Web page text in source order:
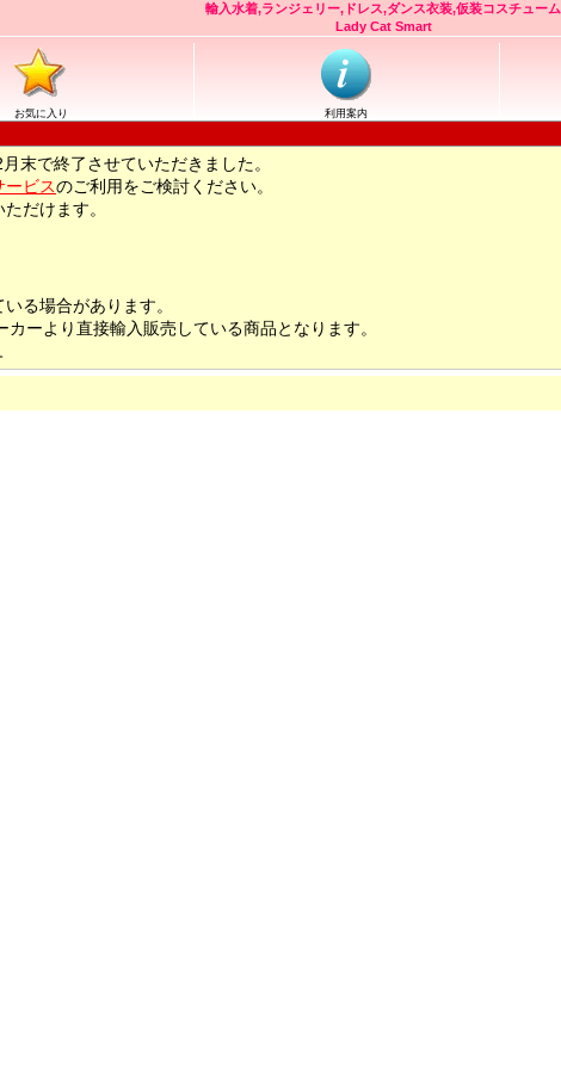
輸入水着,ランジェリー,ドレス,ダンス衣装,仮装コスチューム
Lady Cat Smart
お気に入り 利用案内
末で終了させていただきました。
ービスのご利用をご検討ください。
だけます。
る場合があります。
ーより直接輸入販売している商品となります。